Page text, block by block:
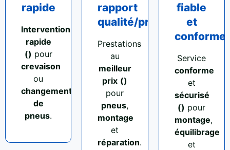
rapide
Intervention
rapide
() pour
crevaison
ou
changement
de
pneus.
rapport
qualité/prix
Prestations
au
meilleur
prix ()
pour
pneus,
montage
et
réparation.
fiable
et
conforme
Service
conforme
et
sécurisé
() pour
montage,
équilibrage
et